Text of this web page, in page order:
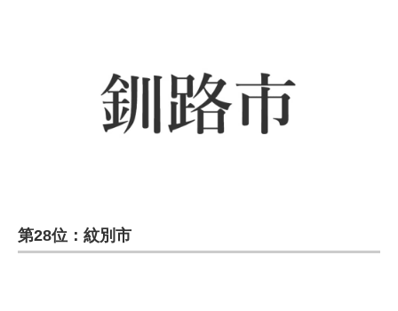
第28位：紋別市